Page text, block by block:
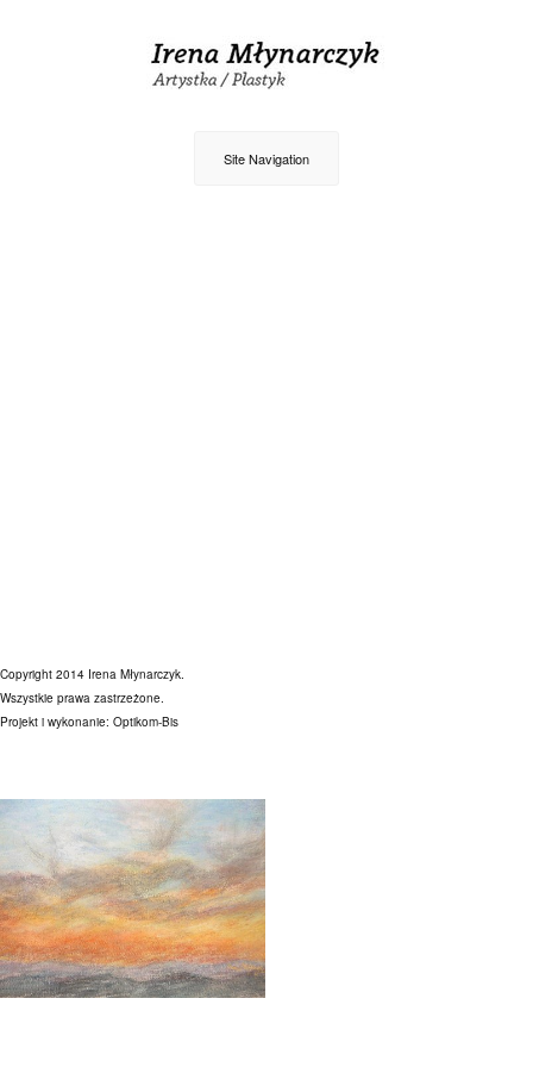
Site Navigation
Copyright 2014 Irena Młynarczyk.
Wszystkie prawa zastrzeżone.
Projekt i wykonanie: Optikom-Bis